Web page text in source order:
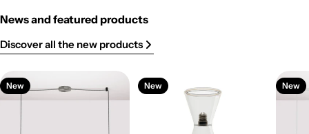
News and featured products
Discover all the new products
New New New